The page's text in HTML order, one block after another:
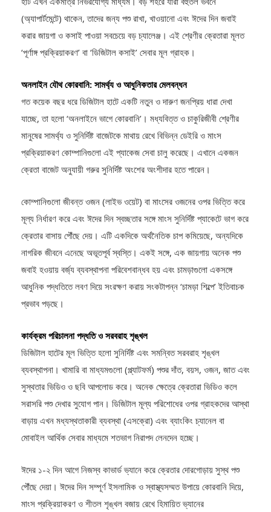
(অ্যাপার্টমেন্টে) থাকেন, তাদের জন্য পশু রাখা, খাওয়ানো এবং ঈদের দিন জবাই
করার জায়গা ও কসাই পাওয়া সবচেয়ে বড় চ্যালেঞ্জ। এই শ্রেণীর ক্রেতারা মূলত
‘পূর্ণাঙ্গ প্রক্রিয়াকরণ’ বা ‘ডিজিটাল কসাই’ সেবার মূল গ্রাহক।
অনলাইন যৌথ কোরবানি: সামর্থ্য ও আধুনিকতার মেলবন্ধন
গত কয়েক বছর ধরে ডিজিটাল হাটে একটি নতুন ও দারুণ জনপ্রিয় ধারা দেখা
যাচ্ছে, তা হলো ‘অনলাইনে ভাগে কোরবানি’। মধ্যবিত্ত ও চাকুরিজীবী শ্রেণীর
মানুষের সামর্থ্য ও সুনির্দিষ্ট বাজেটকে মাথায় রেখে বিভিন্ন ডেইরি ও মাংস
প্রক্রিয়াকরণ কোম্পানিগুলো এই প্যাকেজ সেবা চালু করেছে। এখানে একজন
ক্রেতা বাজেট অনুযায়ী গরুর সুনির্দিষ্ট অংশের অংশীদার হতে পারেন।
কোম্পানিগুলো জীবন্ত ওজন (লাইভ ওয়েট) বা মাংসের ওজনের ওপর ভিত্তি করে
মূল্য নির্ধারণ করে এবং ঈদের দিন স্বচ্ছতার সঙ্গে মাংস সুনির্দিষ্ট প্যাকেটে ভাগ করে
ক্রেতার বাসায় পৌঁছে দেয়। এটি একদিকে অর্থনৈতিক চাপ কমিয়েছে, অন্যদিকে
নাগরিক জীবনে এনেছে অভূতপূর্ব স্বস্তি। একই সঙ্গে, এক জায়গায় অনেক পশু
জবাই হওয়ায় বর্জ্য ব্যবস্থাপনা পরিবেশবান্ধব হয় এবং চামড়াগুলো একসঙ্গে
আধুনিক পদ্ধতিতে লবণ দিয়ে সংরক্ষণ করায় সংকটাপন্ন ‘চামড়া শিল্পে’ ইতিবাচক
প্রভাব পড়ছে।
কার্যক্রম পরিচালনা পদ্ধতি ও সরবরাহ শৃঙ্খল
ডিজিটাল হাটের মূল ভিত্তি হলো সুনির্দিষ্ট এবং সমন্বিত সরবরাহ শৃঙ্খল
ব্যবস্থাপনা। খামারি বা মাধ্যমগুলো (প্ল্যাটফর্ম) পশুর দাঁত, বয়স, ওজন, জাত এবং
সুস্থতার ভিডিও ও ছবি আপলোড করে। অনেক ক্ষেত্রে ক্রেতারা ভিডিও কলে
সরাসরি পশু দেখার সুযোগ পান। ডিজিটাল মূল্য পরিশোধের ওপর গ্রাহকদের আস্থা
বাড়ায় এখন মধ্যস্থতাকারী ব্যবস্থা (এসক্রো) এবং ব্যাংকিং চ্যানেল বা
মোবাইল আর্থিক সেবার মাধ্যমে শতভাগ নিরাপদ লেনদেন হচ্ছে।
ঈদের ১-২ দিন আগে নিজস্ব কাভার্ড ভ্যানে করে ক্রেতার দোরগোড়ায় সুস্থ পশু
পৌঁছে দেয়া। ঈদের দিন সম্পূর্ণ ইসলামিক ও স্বাস্থ্যসম্মত উপায়ে কোরবানি দিয়ে,
মাংস প্রক্রিয়াকরণ ও শীতল শৃঙ্খল বজায় রেখে হিমায়িত ভ্যানের